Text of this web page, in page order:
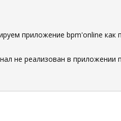
приложение bpm'online как
не реализован в приложении